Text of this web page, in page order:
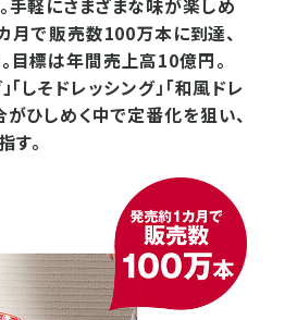
手軽にさまざまな味が楽しめ
月で販売数100万本に到達、
目標は年間売上高10億円。
「しそドレッシング」「和風ドレ
がひしめく中で定番化を狙い、
す。